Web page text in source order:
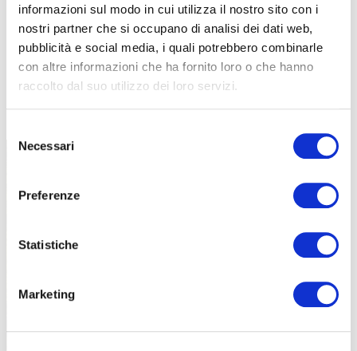
informazioni sul modo in cui utilizza il nostro sito con i
nostri partner che si occupano di analisi dei dati web,
pubblicità e social media, i quali potrebbero combinarle
con altre informazioni che ha fornito loro o che hanno
raccolto dal suo utilizzo dei loro servizi.
delNecessari
Preferenze
Statistiche
Marketing
TUTTE LE CATEGORIE DEL MAGAZINE